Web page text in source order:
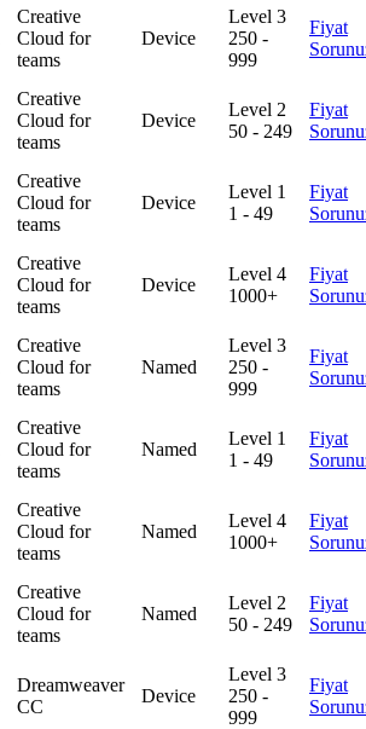
Creative
Cloud for
teams
Device
Level 3
250 -
999
Fiyat
Creative
Cloud for
teams
Device
Level 2
50 - 249
Fiyat
Creative
Cloud for
teams
Device
Level 1
1 - 49
Fiyat
Creative
Cloud for
teams
Device
Level 4
1000+
Fiyat
Creative
Cloud for
teams
Named
Level 3
250 -
999
Fiyat
Creative
Cloud for
teams
Named
Level 1
1 - 49
Fiyat
Creative
Cloud for
teams
Named
Level 4
1000+
Fiyat
Creative
Cloud for
teams
Named
Level 2
50 - 249
Fiyat
Dreamweaver
CC
Device
Level 3
250 -
999
Fiyat